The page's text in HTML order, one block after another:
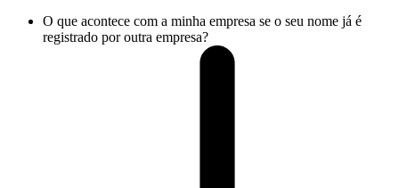
O que acontece com a minha empresa se o seu nome já é
registrado por outra empresa?